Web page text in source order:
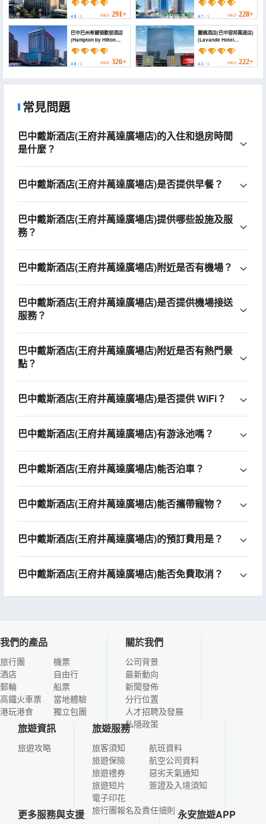
4.8 / 5 HKD 291+ 4.7/ 5 HKD 228+
巴中巴州希爾頓歡朋酒店
(Hampton by Hilton
Bazhong Bazhou)
4.8 / 5 HKD 326+
麗楓酒店(巴中容邦萬達店)
(Lavande Hotel
(Bazhong Rongbang
Wanda Plaza Store))
4.5/ 5 HKD 222+
常見問題
巴中戴斯酒店(王府井萬達廣場店)的入住和退房時間
是什麼？
巴中戴斯酒店(王府井萬達廣場店)是否提供早餐？
巴中戴斯酒店(王府井萬達廣場店)提供哪些設施及服
務？
巴中戴斯酒店(王府井萬達廣場店)附近是否有機場？
巴中戴斯酒店(王府井萬達廣場店)是否提供機場接送
服務？
巴中戴斯酒店(王府井萬達廣場店)附近是否有熱門景
點？
巴中戴斯酒店(王府井萬達廣場店)是否提供 WiFi？
巴中戴斯酒店(王府井萬達廣場店)有游泳池嗎？
巴中戴斯酒店(王府井萬達廣場店)能否泊車？
巴中戴斯酒店(王府井萬達廣場店)能否攜帶寵物？
巴中戴斯酒店(王府井萬達廣場店)的預訂費用是？
巴中戴斯酒店(王府井萬達廣場店)能否免費取消？
我們的產品
旅行團
酒店
郵輪
高鐵火車票
港玩港食
機票
自由行
船票
當地體驗
獨立包團
關於我們
公司背景
最新動向
新聞發佈
分行位置
人才招聘及發展
私隱政策
旅遊資訊
旅遊攻略
旅遊服務
旅客須知
旅遊保險
旅遊禮券
旅遊短片
電子印花
航班資料
航空公司資料
惡劣天氣通知
簽證及入境須知
旅行團報名及責任細則
更多服務與支援 永安旅遊APP